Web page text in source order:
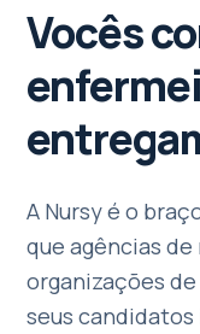
Vocês
A Nursy é o
que agências
organizações
seus